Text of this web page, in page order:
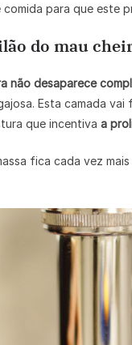
para que este
do mau
não desaparece
Esta camada
que incentiva a
fica cada vez